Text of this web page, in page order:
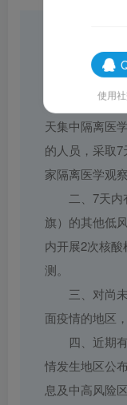
近期，国
存在一定传播
疾病预防控制
一、对7
天集中隔离医
的人员，采取
家隔离医学观
二、7天内
旗）的其他低
内开展2次核
测。
三、对尚
面疫情的地区
四、近期
情发生地区公
息及中高风险
使用